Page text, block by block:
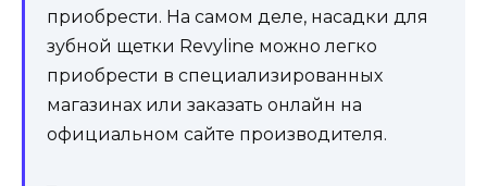
приобрести. На самом деле, насадки для
зубной щетки Revyline можно легко
приобрести в специализированных
магазинах или заказать онлайн на
официальном сайте производителя.